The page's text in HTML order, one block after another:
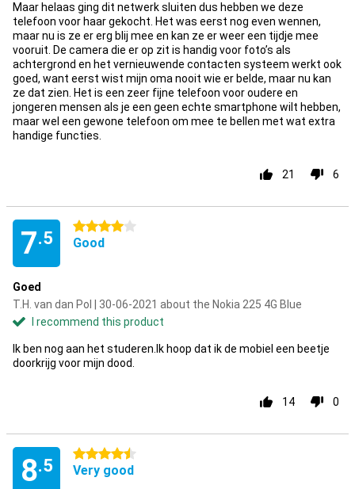
Maar helaas ging dit netwerk sluiten dus hebben we deze
telefoon voor haar gekocht. Het was eerst nog even wennen,
maar nu is ze er erg blij mee en kan ze er weer een tijdje mee
vooruit. De camera die er op zit is handig voor foto’s als
achtergrond en het vernieuwende contacten systeem werkt ook
goed, want eerst wist mijn oma nooit wie er belde, maar nu kan
ze dat zien. Het is een zeer fijne telefoon voor oudere en
jongeren mensen als je een geen echte smartphone wilt hebben,
maar wel een gewone telefoon om mee te bellen met wat extra
handige functies.
21 6
7.5
4 stars
Good
Goed
T.H. van dan Pol | 30-06-2021 about the Nokia 225 4G Blue
I recommend this product
Ik ben nog aan het studeren.Ik hoop dat ik de mobiel een beetje
doorkrijg voor mijn dood.
14 0
8.5
4.5 stars
Very good